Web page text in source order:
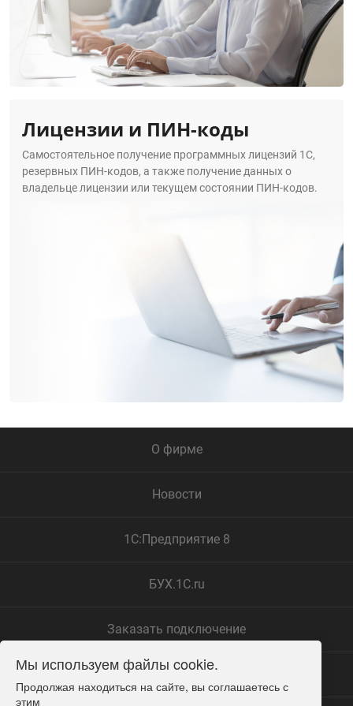
Мы используем файлы cookie.
Продолжая находиться на сайте, вы соглашаетесь с
этим
Лицензии и ПИН-коды
Самостоятельное получение программных лицензий 1С,
резервных ПИН-кодов, а также получение данных о
владельце лицензии или текущем состоянии ПИН-кодов.
О фирме
Новости
1С:Предприятие 8
БУХ.1С.ru
Заказать подключение
Замечания по сайту